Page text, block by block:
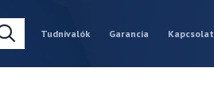
Tudnivalók Garancia Kapcsolat